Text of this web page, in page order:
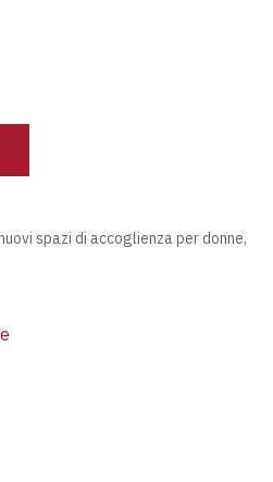
spazi di accoglienza per donne,